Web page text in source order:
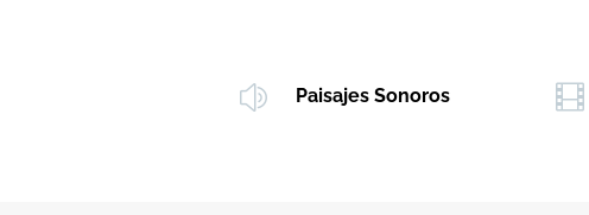
z Paisajes Sonoros 